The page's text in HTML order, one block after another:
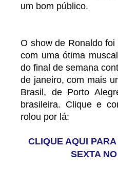
um bom público.
O show de Ronaldo
com uma ótima
do final de semana
de janeiro, com mais
Brasil, de Porto
brasileira. Clique e
rolou por lá:
CLIQUE AQUI
SEXTA